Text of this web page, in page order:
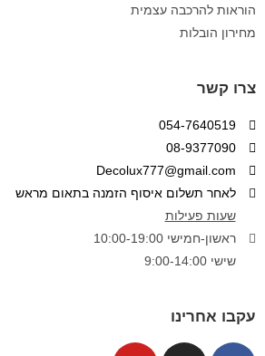
עקבו אחרינו
צרו קשר
054-7640519
08-9377090
Decolux777@gmail.com
לאחר תשלום איסוף הזמנה בתאום מראש
שעות פעילות
ראשון-חמישי 10:00-19:00
שישי 9:00-14:00
הוראות להרכבה עצמית
מחירון הובלות